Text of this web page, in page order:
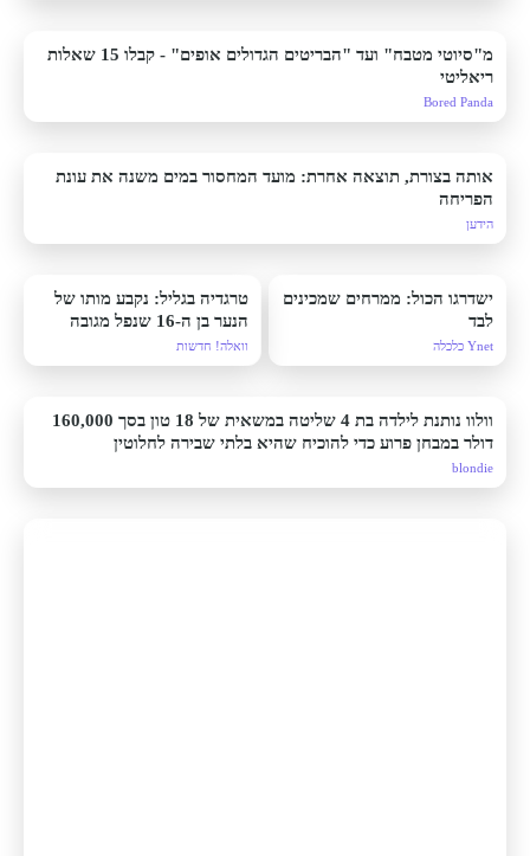
מ"סיוטי מטבח" ועד "הבריטים הגדולים אופים" - קבלו 15 שאלות
ריאליטי
Bored Panda
אותה בצורת, תוצאה אחרת: מועד המחסור במים משנה את עונת
הפריחה
הידען
ישדרגו הכול: ממרחים שמכינים
לבד
Ynet כלכלה
טרגדיה בגליל: נקבע מותו של
הנער בן ה-16 שנפל מגובה
במהלך סנפלינג במערת קשת
וואלה! חדשות
וולוו נותנת לילדה בת 4 שליטה במשאית של 18 טון בסך 160,000
דולר במבחן פרוע כדי להוכיח שהיא בלתי שבירה לחלוטין
blondie